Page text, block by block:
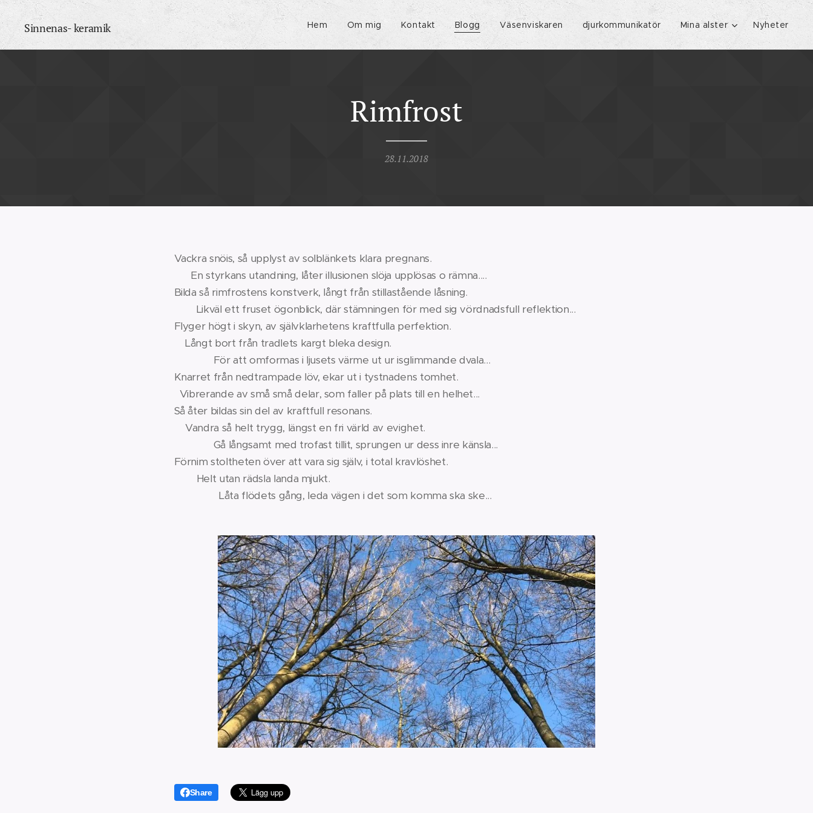
Sinnenas- keramik Hem Om mig Kontakt Blogg Väsenviskaren djurkommunikatör Mina alster Nyheter
Rimfrost
28.11.2018
Vackra snöis, så upplyst av solblänkets klara pregnans.
En styrkans utandning, låter illusionen slöja upplösas o rämna....
Bilda så rimfrostens konstverk, långt från stillastående låsning.
Likväl ett fruset ögonblick, där stämningen för med sig vördnadsfull reflektion...
Flyger högt i skyn, av självklarhetens kraftfulla perfektion.
Långt bort från tradlets kargt bleka design.
För att omformas i ljusets värme ut ur isglimmande dvala...
Knarret från nedtrampade löv, ekar ut i tystnadens tomhet.
Vibrerande av små små delar, som faller på plats till en helhet...
Så åter bildas sin del av kraftfull resonans.
Vandra så helt trygg, längst en fri värld av evighet.
Gå långsamt med trofast tillit, sprungen ur dess inre känsla...
Förnim stoltheten över att vara sig själv, i total kravlöshet.
Helt utan rädsla landa mjukt.
Låta flödets gång, leda vägen i det som komma ska ske...
Share